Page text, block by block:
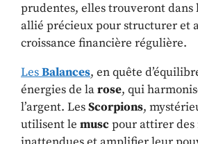
prudentes, elles trouveront dans
allié précieux pour structurer et
croissance financière régulière.
LesBalances, en quête
énergies de larose, qui
l’argent. LesScorpions,
utilisent le muscpour attirer des